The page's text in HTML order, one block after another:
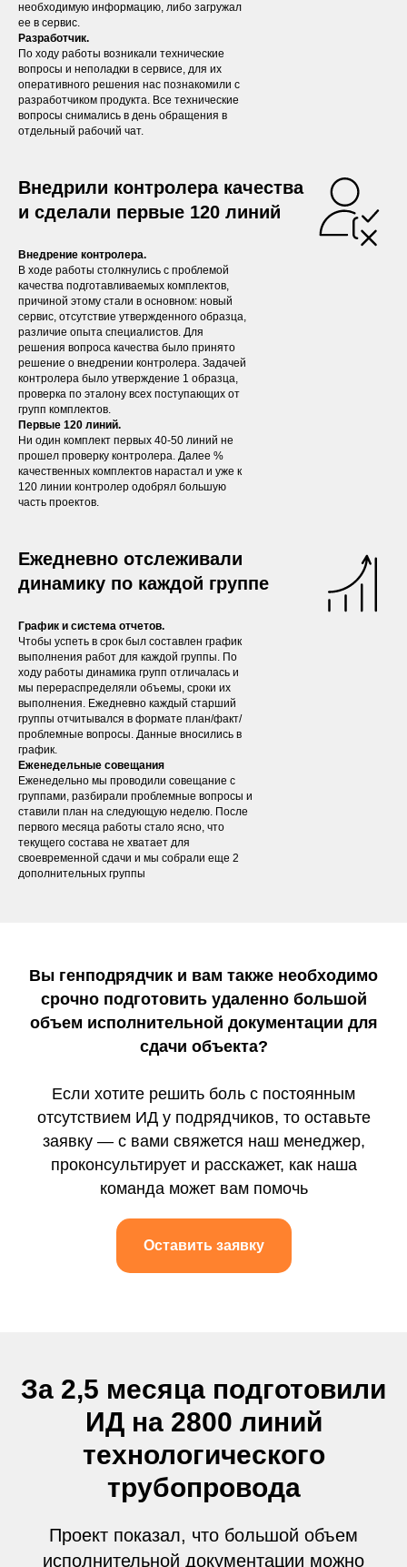
необходимую информацию, либо загружал
ее в сервис.
Разработчик.
По ходу работы возникали технические
вопросы и неполадки в сервисе, для их
оперативного решения нас познакомили с
разработчиком продукта. Все технические
вопросы снимались в день обращения в
отдельный рабочий чат.
Внедрили контролера качества
и сделали первые 120 линий
Внедрение контролера.
В ходе работы столкнулись с проблемой
качества подготавливаемых комплектов,
причиной этому стали в основном: новый
сервис, отсутствие утвержденного образца,
различие опыта специалистов. Для
решения вопроса качества было принято
решение о внедрении контролера. Задачей
контролера было утверждение 1 образца,
проверка по эталону всех поступающих от
групп комплектов.
Первые 120 линий.
Ни один комплект первых 40-50 линий не
прошел проверку контролера. Далее %
качественных комплектов нарастал и уже к
120 линии контролер одобрял большую
часть проектов.
Ежедневно отслеживали
динамику по каждой группе
График и система отчетов.
Чтобы успеть в срок был составлен график
выполнения работ для каждой группы. По
ходу работы динамика групп отличалась и
мы перераспределяли объемы, сроки их
выполнения. Ежедневно каждый старший
группы отчитывался в формате план/факт/
проблемные вопросы. Данные вносились в
график.
Еженедельные совещания
Еженедельно мы проводили совещание с
группами, разбирали проблемные вопросы и
ставили план на следующую неделю. После
первого месяца работы стало ясно, что
текущего состава не хватает для
своевременной сдачи и мы собрали еще 2
дополнительных группы
Вы генподрядчик и вам также необходимо
срочно подготовить удаленно большой
объем исполнительной документации для
сдачи объекта?
Если хотите решить боль с постоянным
отсутствием ИД у подрядчиков, то оставьте
заявку — с вами свяжется наш менеджер,
проконсультирует и расскажет, как наша
команда может вам помочь
Оставить заявку
За 2,5 месяца подготовили
ИД на 2800 линий
технологического
трубопровода
Проект показал, что большой объем
исполнительной документации можно